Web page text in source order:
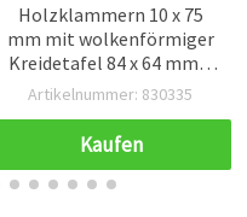
Holzklammern 10 x 75
mm mit wolkenförmiger
Kreidetafel 84 x 64 mm –
2er-Set (zum Basteln &
Artikelnummer: 830335
Kaufen